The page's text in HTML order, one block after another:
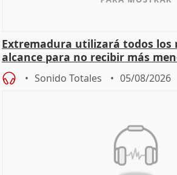
Extremadura utilizará todos los
alcance para no recibir más
Sonido Totales 05/08/2026